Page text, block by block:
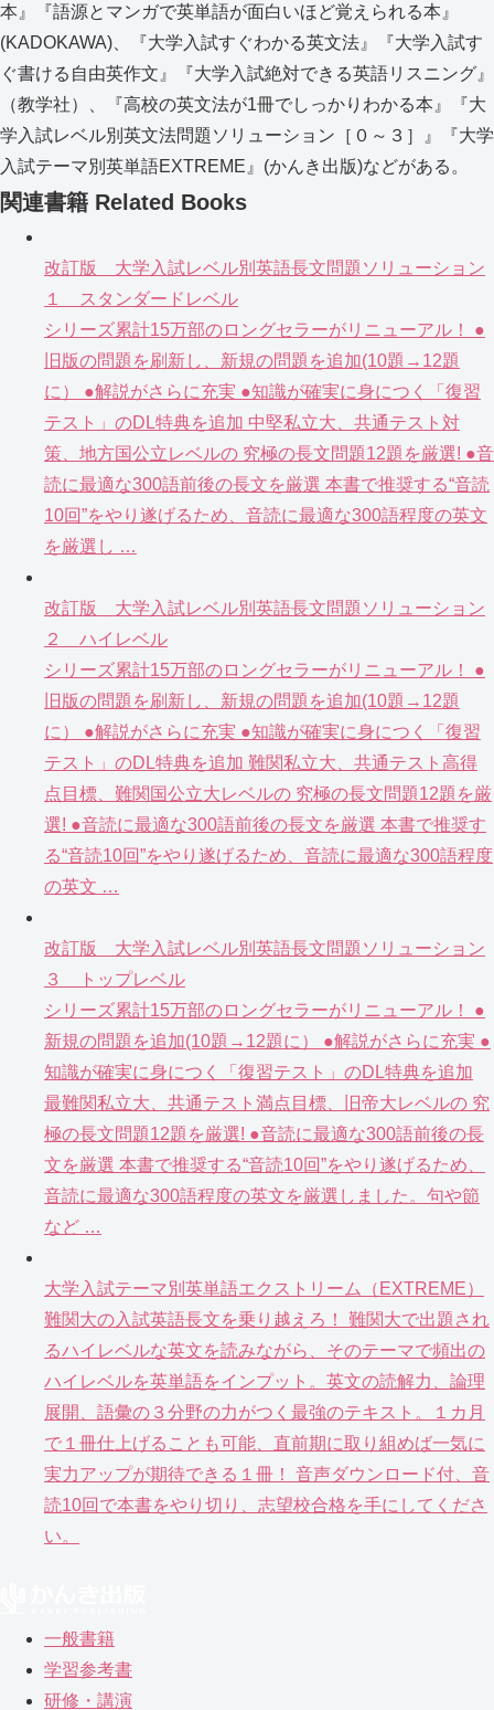
本』『語源とマンガで英単語が面白いほど覚えられる本』
(KADOKAWA)、『大学入試すぐわかる英文法』『大学入試す
ぐ書ける自由英作文』『大学入試絶対できる英語リスニング』
（教学社）、『高校の英文法が1冊でしっかりわかる本』『大
学入試レベル別英文法問題ソリューション［０～３］』『大学
入試テーマ別英単語EXTREME』(かんき出版)などがある。
関連書籍 Related Books
改訂版 大学入試レベル別英語長文問題ソリューション
１ スタンダードレベル
シリーズ累計15万部のロングセラーがリニューアル！ ●
旧版の問題を刷新し、新規の問題を追加(10題→12題
に） ●解説がさらに充実 ●知識が確実に身につく「復習
テスト」のDL特典を追加 中堅私立大、共通テスト対
策、地方国公立レベルの 究極の長文問題12題を厳選! ●音
読に最適な300語前後の長文を厳選 本書で推奨する“音読
10回”をやり遂げるため、音読に最適な300語程度の英文
を厳選し …
改訂版 大学入試レベル別英語長文問題ソリューション
２ ハイレベル
シリーズ累計15万部のロングセラーがリニューアル！ ●
旧版の問題を刷新し、新規の問題を追加(10題→12題
に） ●解説がさらに充実 ●知識が確実に身につく「復習
テスト」のDL特典を追加 難関私立大、共通テスト高得
点目標、難関国公立大レベルの 究極の長文問題12題を厳
選! ●音読に最適な300語前後の長文を厳選 本書で推奨す
る“音読10回”をやり遂げるため、音読に最適な300語程度
の英文 …
改訂版 大学入試レベル別英語長文問題ソリューション
３ トップレベル
シリーズ累計15万部のロングセラーがリニューアル！ ●
新規の問題を追加(10題→12題に） ●解説がさらに充実 ●
知識が確実に身につく「復習テスト」のDL特典を追加
最難関私立大、共通テスト満点目標、旧帝大レベルの 究
極の長文問題12題を厳選! ●音読に最適な300語前後の長
文を厳選 本書で推奨する“音読10回”をやり遂げるため、
音読に最適な300語程度の英文を厳選しました。句や節
など …
大学入試テーマ別英単語エクストリーム（EXTREME）
難関大の入試英語長文を乗り越えろ！ 難関大で出題され
るハイレベルな英文を読みながら、そのテーマで頻出の
ハイレベルを英単語をインプット。英文の読解力、論理
展開、語彙の３分野の力がつく最強のテキスト。１カ月
で１冊仕上げることも可能、直前期に取り組めば一気に
実力アップが期待できる１冊！ 音声ダウンロード付、音
読10回で本書をやり切り、志望校合格を手にしてくださ
い。
一般書籍
学習参考書
研修・講演